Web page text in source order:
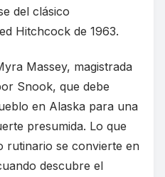
del clásico
Hitchcock de 1963.
Massey, magistrada
Snook, que debe
en Alaska para una
presumida. Lo que
rutinario se convierte en
descubre el